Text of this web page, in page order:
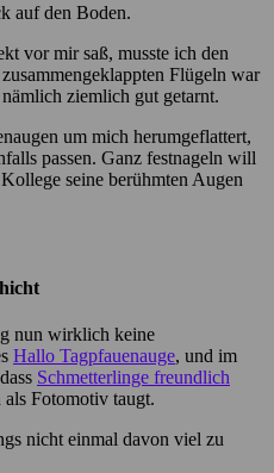
auf den Boden.
vor mir saß, musste ich den
Flügeln war
ziemlich gut getarnt.
um mich herumgeflattert,
passen. Ganz festnageln will
seine berühmten Augen
nun wirklich keine
Hallo Tagpfauenauge, und im
Schmetterlinge freundlich
Fotomotiv taugt.
nicht einmal davon viel zu